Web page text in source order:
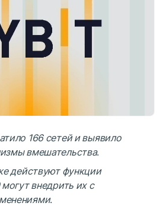
166 сетей и выявило
вмешательства.
действуют функции
внедрить их с
.